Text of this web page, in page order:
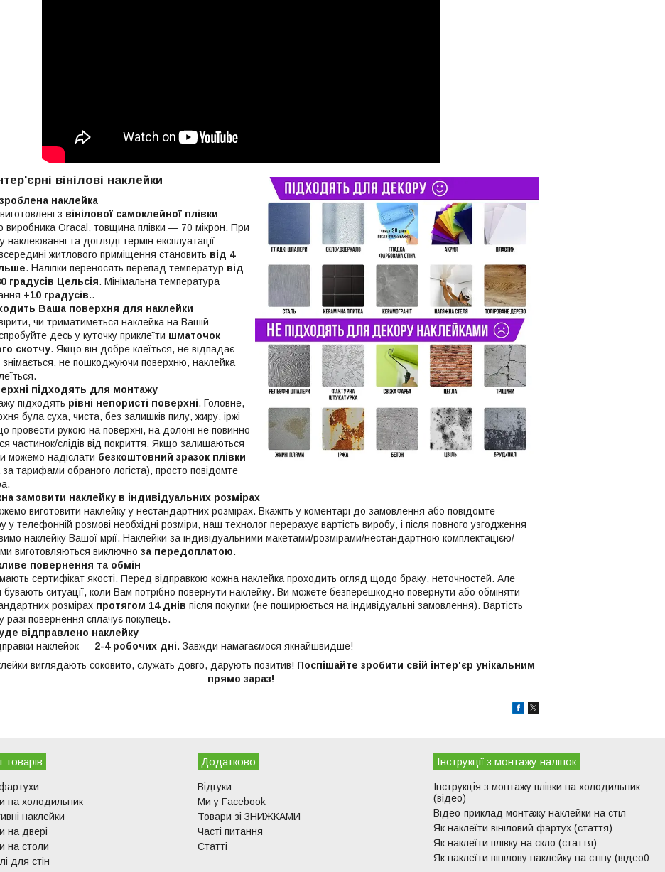
вінілові наклейки
наклейка
з вінілової самоклейної плівки
виробника Oracal, товщина плівки — 70 мікрон. При
наклеюванні та догляді термін експлуатації
житлового приміщення становить від 4
. Наліпки переносять перепад температур від
градусів Цельсія. Мінімальна температура
+10 градусів..
Ваша поверхня для наклейки
чи триматиметься наклейка на Вашій
десь у куточку приклеїти шматочок
скотчу. Якщо він добре клеїться, не відпадає
знімається, не пошкоджуючи поверхню, наклейка
підходять для монтажу
підходять рівні непористі поверхні. Головне,
була суха, чиста, без залишків пилу, жиру, іржі
провести рукою на поверхні, на долоні не повинно
частинок/слідів від покриття. Якщо залишаються
можемо надіслати безкоштовний зразок плівки
тарифами обраного логіста), просто повідомте
замовити наклейку в індивідуальних розмірах
виготовити наклейку у нестандартних розмірах. Вкажіть у коментарі до замовлення або повідомте
у телефонній розмові необхідні розміри, наш технолог перерахує вартість виробу, і після повного узгодження
наклейку Вашої мрії. Наклейки за індивідуальними макетами/розмірами/нестандартною комплектацією/
виготовляються виключно за передоплатою.
повернення та обмін
мають сертифікат якості. Перед відправкою кожна наклейка проходить огляд щодо браку, неточностей. Але
бувають ситуації, коли Вам потрібно повернути наклейку. Ви можете безперешкодно повернути або обміняти
розмірах протягом 14 днів після покупки (не поширюється на індивідуальні замовлення). Вартість
разі повернення сплачує покупець.
відправлено наклейку
наклейок — 2-4 робочих дні. Завжди намагаємося якнайшвидше!
виглядають соковито, служать довго, дарують позитив! Поспішайте зробити свій інтер'єр унікальним
прямо зараз!
товарів
на холодильник
наклейки
на двері
на столи
для стін
Додатково
Відгуки
Ми у Facebook
Товари зі ЗНИЖКАМИ
Часті питання
Статті
Інструкції з монтажу наліпок
Інструкція з монтажу плівки на холодильник
(відео)
Відео-приклад монтажу наклейки на стіл
Як наклеїти вініловий фартух (стаття)
Як наклеїти плівку на скло (стаття)
Як наклеїти вінілову наклейку на стіну (відео0